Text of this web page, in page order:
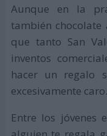
Aunque en la
también
que tanto San
inventos
hacer un regalo
excesivamente caro.
Entre los jóvenes